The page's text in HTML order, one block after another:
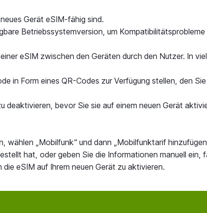
Gerät eSIM-fähig sind.
Betriebssystemversion, um Kompatibilitätsprobleme
eSIM zwischen den Geräten durch den Nutzer. In
in Form eines QR-Codes zur Verfügung stellen, den
deaktivieren, bevor Sie sie auf einem neuen Gerät
wählen „Mobilfunk“ und dann „Mobilfunktarif
hat, oder geben Sie die Informationen manuell ein,
eSIM auf Ihrem neuen Gerät zu aktivieren.